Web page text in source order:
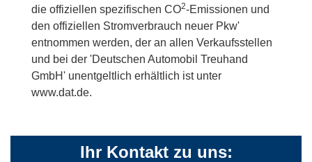
die offiziellen spezifischen CO2-Emissionen und
den offiziellen Stromverbrauch neuer Pkw'
entnommen werden, der an allen Verkaufsstellen
und bei der 'Deutschen Automobil Treuhand
GmbH' unentgeltlich erhältlich ist unter
www.dat.de.
Ihr Kontakt zu uns: